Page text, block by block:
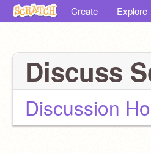
Create Explore
Discuss
Discussion